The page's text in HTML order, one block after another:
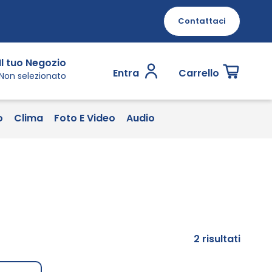
Contattaci
Il tuo Negozio
selezionato Entra Carrello
Clima Foto E Video Audio
2 risultati